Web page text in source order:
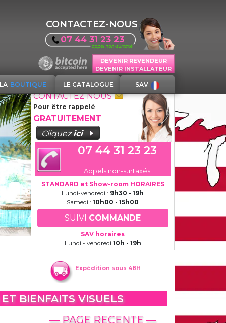
CONTACTEZ-NOUS
07 44 31 23 23
DEVENIR REVENDEUR
DEVENIR INSTALLATEUR
BOUTIQUE LE CATALOGUE SAV
CONTACTEZ NOUS
Pour être rappelé
GRATUITEMENT
Cliquezici
07 44 31 23 23
Appels non-surtaxés
STANDARD et Show-room HORAIRES
Lundi-vendredi : 9h30 - 19h
Samedi : 10h00 - 15h00
SUIVI COMMANDE
SAV horaires
Lundi - vendredi 10h - 19h
Expédition sous 48H
BIENFAITS VISUELS
— PAGE RECENTE —